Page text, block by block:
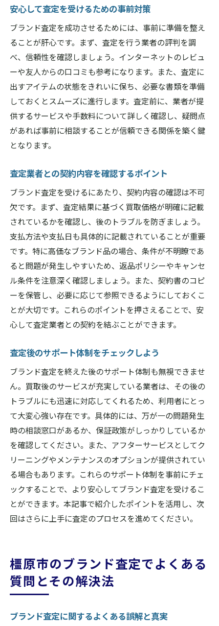
安心して査定を受けるための事前対策
ブランド査定を成功させるためには、事前に準備を整え
ることが肝心です。まず、査定を行う業者の評判を調
べ、信頼性を確認しましょう。インターネットのレビュ
ーや友人からの口コミも参考になります。また、査定に
出すアイテムの状態をきれいに保ち、必要な書類を準備
しておくとスムーズに進行します。査定前に、業者が提
供するサービスや手数料について詳しく確認し、疑問点
があれば事前に相談することが信頼できる関係を築く鍵
となります。
査定業者との契約内容を確認するポイント
ブランド査定を受けるにあたり、契約内容の確認は不可
欠です。まず、査定結果に基づく買取価格が明確に記載
されているかを確認し、後のトラブルを防ぎましょう。
支払方法や支払日も具体的に記載されていることが重要
です。特に高価なブランド品の場合、条件が不明瞭であ
ると問題が発生しやすいため、返品ポリシーやキャンセ
ル条件を注意深く確認しましょう。また、契約書のコピ
ーを保管し、必要に応じて参照できるようにしておくこ
とが大切です。これらのポイントを押さえることで、安
心して査定業者との契約を結ぶことができます。
査定後のサポート体制をチェックしよう
ブランド査定を終えた後のサポート体制も無視できませ
ん。買取後のサービスが充実している業者は、その後の
トラブルにも迅速に対応してくれるため、利用者にとっ
て大変心強い存在です。具体的には、万が一の問題発生
時の相談窓口があるか、保証政策がしっかりしているか
を確認してください。また、アフターサービスとしてク
リーニングやメンテナンスのオプションが提供されてい
る場合もあります。これらのサポート体制を事前にチェ
ックすることで、より安心してブランド査定を受けるこ
とができます。本記事で紹介したポイントを活用し、次
回はさらに上手に査定のプロセスを進めてください。
橿原市のブランド査定でよくある
質問とその解決法
ブランド査定に関するよくある誤解と真実